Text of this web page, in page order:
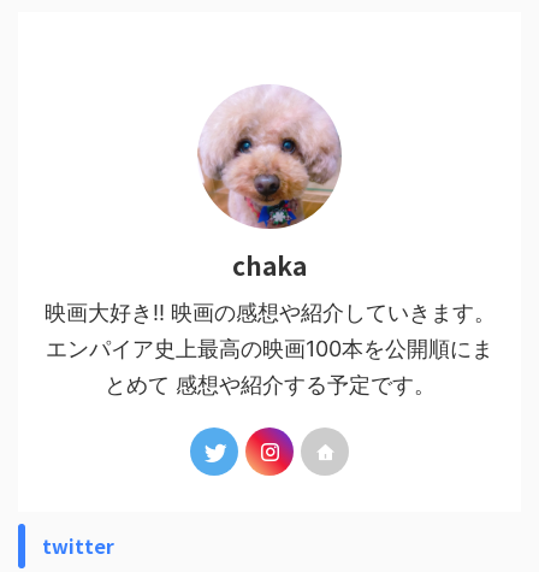
chaka
映画大好き!! 映画の感想や紹介していきます。
エンパイア史上最高の映画100本を公開順にま
とめて 感想や紹介する予定です。
twitter